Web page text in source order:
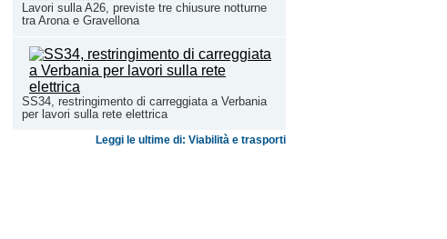
Lavori sulla A26, previste tre chiusure notturne
tra Arona e Gravellona
SS34, restringimento di carreggiata a Verbania
per lavori sulla rete elettrica
Leggi le ultime di: Viabilità e trasporti